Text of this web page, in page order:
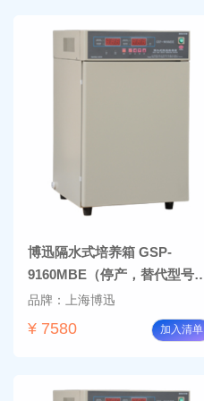
博迅隔水式培养箱 GSP-
9160MBE（停产，替代型号
BG-160)
品牌：上海博迅
¥ 7580 加入清单